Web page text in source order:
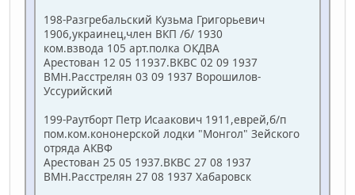
198-Разгребальский Кузьма Григорьевич
1906,украинец,член ВКП /б/ 1930
ком.взвода 105 арт.полка ОКДВА
Арестован 12 05 11937.ВКВС 02 09 1937
ВМН.Расстрелян 03 09 1937 Ворошилов-
Уссурийский
199-Раутборт Петр Исаакович 1911,еврей,б/п
пом.ком.кононерской лодки "Монгол" Зейского
отряда АКВФ
Арестован 25 05 1937.ВКВС 27 08 1937
ВМН.Расстрелян 27 08 1937 Хабаровск